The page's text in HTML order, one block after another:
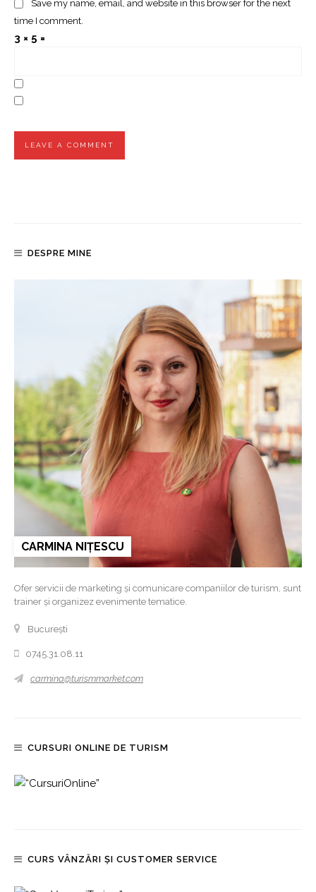
Save my name, email, and website in this browser for the next
time I comment.
3 × 5 =
DESPRE MINE
CARMINA NIȚESCU
Ofer servicii de marketing și comunicare companiilor de turism, sunt
trainer și organizez evenimente tematice.
București
0745.31.08.11
carmina@turismmarket.com
CURSURI ONLINE DE TURISM
CURS VÂNZĂRI ȘI CUSTOMER SERVICE